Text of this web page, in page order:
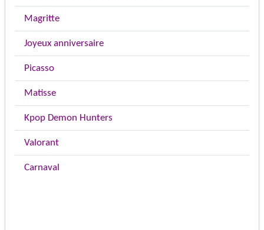
Magritte
Joyeux anniversaire
Picasso
Matisse
Kpop Demon Hunters
Valorant
Carnaval